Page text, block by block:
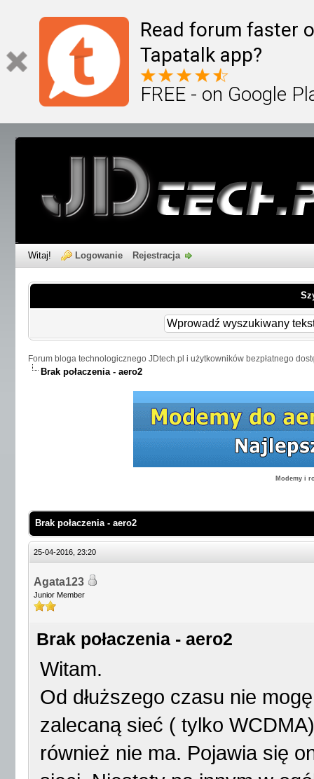
Read forum faster
Tapatalk app?
FREE - on Google
Witaj! Logowanie Rejestracja
Forum bloga technologicznego JDtech.pl i użytkowników bezpłatnego
Brak połaczenia - aero2
Modemy i
Brak połaczenia - aero2
25-04-2016, 23:20
Agata123
Junior Member
Brak połaczenia - aero2
Witam.
Od dłuższego czasu nie
zalecaną sieć ( tylko
również nie ma. Pojawia się